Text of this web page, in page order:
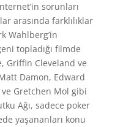
sorunları
arasında farklılıklar
Wahlberg’in
topladığı filmde
Griffin Cleveland ve
Damon, Edward
Gretchen Mol gibi
Ağı, sadece poker
yaşananları konu